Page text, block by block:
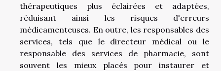
thérapeutiques plus éclairées et adaptées,
réduisant ainsi les risques d'erreurs
médicamenteuses. En outre, les responsables des
services, tels que le directeur médical ou le
responsable des services de pharmacie, sont
souvent les mieux placés pour instaurer et